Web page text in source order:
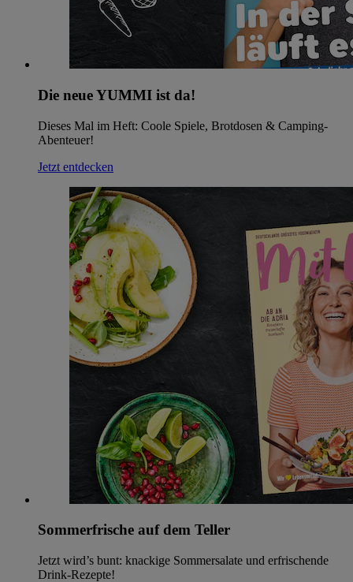
Die neue YUMMI ist da!
Dieses Mal im Heft: Coole Spiele, Brotdosen & Camping-
Abenteuer!
Jetzt entdecken
Sommerfrische auf dem Teller
Jetzt wird’s bunt: knackige Sommersalate und erfrischende
Drink-Rezepte!